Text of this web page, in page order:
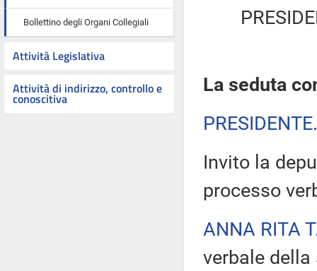
Bollettino degli Organi Collegiali
Attività Legislativa
Attività di indirizzo, controllo e
conoscitiva
La seduta
PRESIDENTE
Invito la
processo
ANNA RITA
verbale